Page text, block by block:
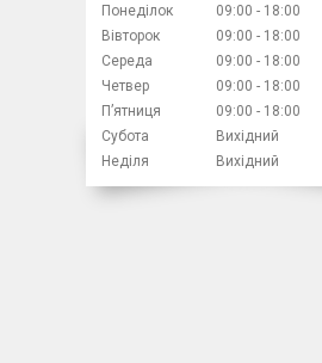
Понеділок 09:00
18:00
Вівторок
09:00
18:00
Середа
09:00
18:00
Четвер
09:00
18:00
Пʼятниця
09:00
18:00
Субота
Вихідний
Неділя
Вихідний